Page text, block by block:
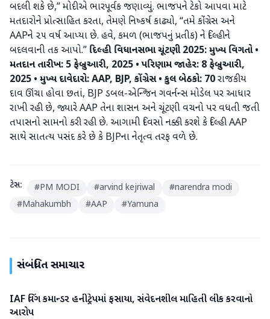
બદલી શકે છે,” મોદીએ ભારપૂર્વક જણાવ્યું. ભાજપને ટેકો આપવા માટે
મતદારોને પ્રોત્સાહિત કરતા, તેમણે નિષ્કર્ષ કાઢ્યો, “તમે કોંગ્રેસ અને
AAPને ૨૫ વર્ષ આપ્યા છે. હવે, કમળ (ભાજપનું પ્રતીક) ને દિલ્હીને
બદલવાની તક આપો.” દિલ્હી વિધાનસભા ચૂંટણી 2025: મુખ્ય વિગતો •
મતદાન તારીખ: 5 ફેબ્રુઆરી, 2025 • પરિણામ જાહેર: 8 ફેબ્રુઆરી,
2025 • મુખ્ય દાવેદારો: AAP, BJP, કોંગ્રેસ • કુલ બેઠકો: 70રાજકીય
દાવ ઊંચા હોવા છતાં, BJP ડબલ-એન્જિન ગવર્નન્સ મોડેલ પર આધાર
રાખી રહી છે, જ્યારે AAP તેના શાસન અને ચૂંટણી વચનો પર વધતી જતી
તપાસનો સામનો કરી રહી છે. આગામી દિવસો નક્કી કરશે કે દિલ્હી AAP
સાથે સાતત્ય પસંદ કરે છે કે BJPના નેતૃત્વ તરફ વળે છે.
ટેગ્સ: #PM MODI #arvind kejriwal #narendra modi
#Mahakumbh #AAP #Yamuna
સંબંધિત સમાચાર
રાષ્ટ્રીય
IAF વિંગ કમાન્ડર હનીટ્રેપમાં ફસાયા, સંવેદનશીલ માહિતી લીક કરવાનો
આરોપ